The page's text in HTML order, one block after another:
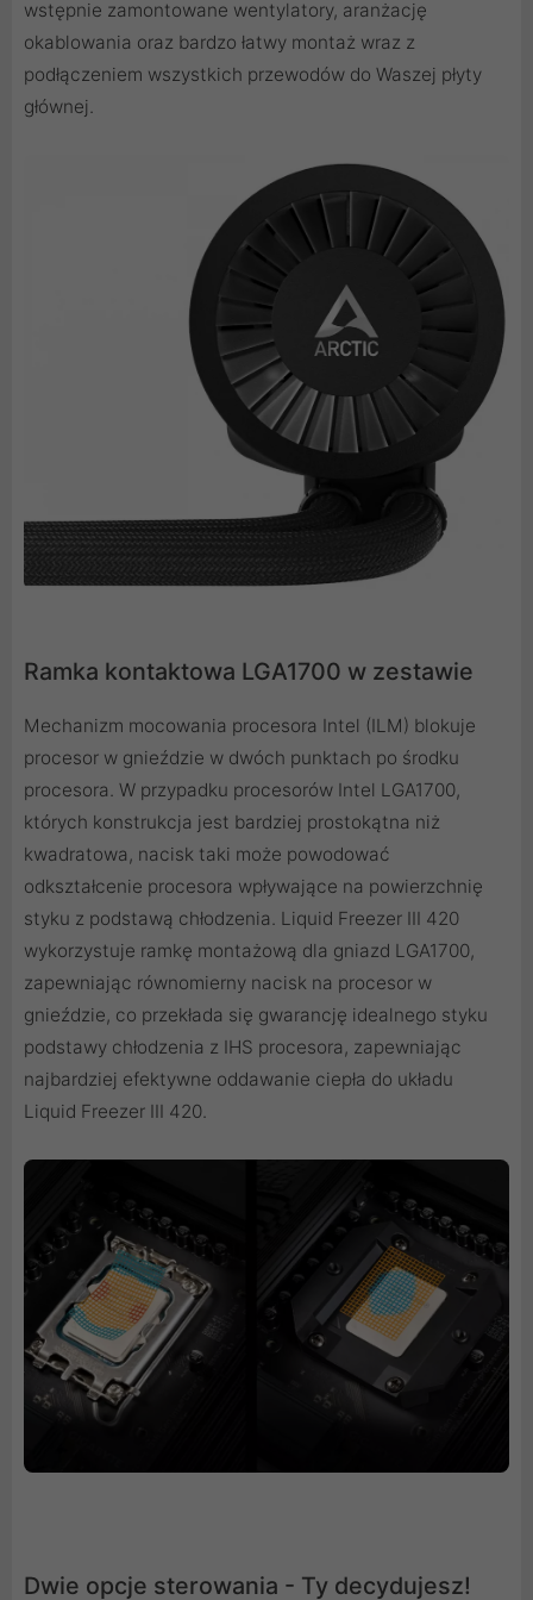
wstępnie zamontowane wentylatory, aranżację
okablowania oraz bardzo łatwy montaż wraz z
podłączeniem wszystkich przewodów do Waszej płyty
głównej.
Ramka kontaktowa LGA1700 w zestawie
Mechanizm mocowania procesora Intel (ILM) blokuje
procesor w gnieździe w dwóch punktach po środku
procesora. W przypadku procesorów Intel LGA1700,
których konstrukcja jest bardziej prostokątna niż
kwadratowa, nacisk taki może powodować
odkształcenie procesora wpływające na powierzchnię
styku z podstawą chłodzenia. Liquid Freezer III 420
wykorzystuje ramkę montażową dla gniazd LGA1700,
zapewniając równomierny nacisk na procesor w
gnieździe, co przekłada się gwarancję idealnego styku
podstawy chłodzenia z IHS procesora, zapewniając
najbardziej efektywne oddawanie ciepła do układu
Liquid Freezer III 420.
Dwie opcje sterowania - Ty decydujesz!